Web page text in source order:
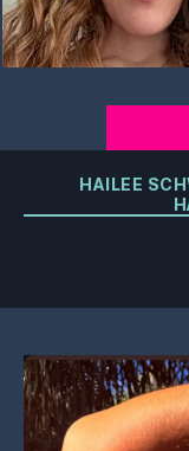
HAILEE